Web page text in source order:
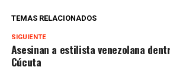
TEMAS RELACIONADOS
SIGUIENTE
Asesinan a estilista venezolana
Cúcuta